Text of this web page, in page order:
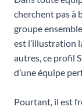
cherchent pas à
groupe
est l’illustration
autres, ce profil
d’une équipe
Pourtant, il est